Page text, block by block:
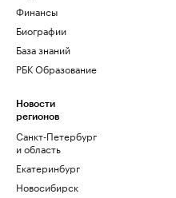
Финансы
Биографии
База знаний
РБК Образование
Новости
регионов
Санкт-Петербург
и область
Екатеринбург
Новосибирск